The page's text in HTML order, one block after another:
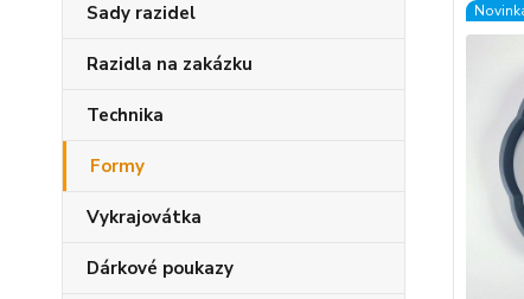
Sady razidel
Razidla na zakázku
Technika
Formy
Vykrajovátka
Dárkové poukazy